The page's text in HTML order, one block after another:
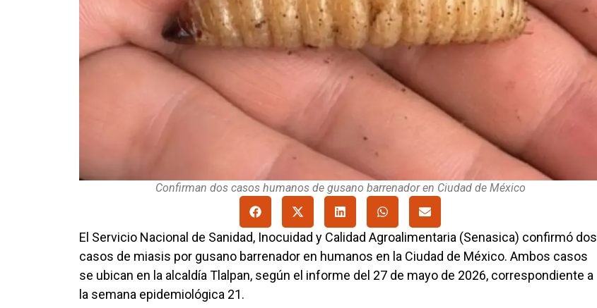
Confirman dos casos humanos de gusano barrenador en Ciudad de México
El Servicio Nacional de Sanidad, Inocuidad y Calidad Agroalimentaria (Senasica) confirmó dos
casos de miasis por gusano barrenador en humanos en la Ciudad de México. Ambos casos
se ubican en la alcaldía Tlalpan, según el informe del 27 de mayo de 2026, correspondiente a
la semana epidemiológica 21.